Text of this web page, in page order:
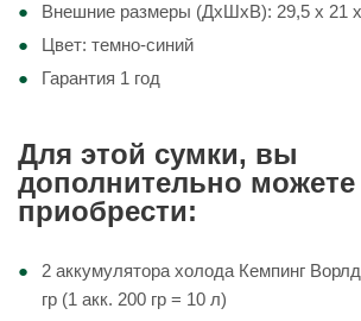
Внешние размеры (ДхШхВ): 29,5 х 21
Цвет: темно-синий
Гарантия 1 год
Для этой сумки, вы
дополнительно можете
приобрести:
2 аккумулятора холода Кемпинг
гр (1 акк. 200 гр = 10 л)